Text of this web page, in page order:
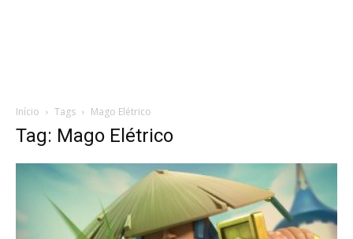
Início Tags Mago Elétrico
Tag: Mago Elétrico